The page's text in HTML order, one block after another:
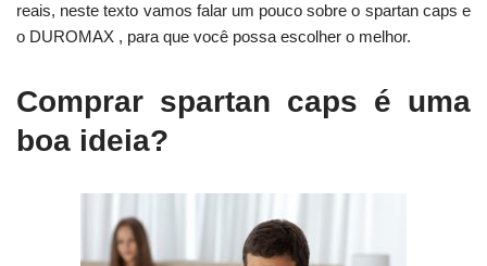
reais, neste texto vamos falar um pouco sobre o spartan caps e
o DUROMAX , para que você possa escolher o melhor.
Comprar spartan caps é uma
boa ideia?